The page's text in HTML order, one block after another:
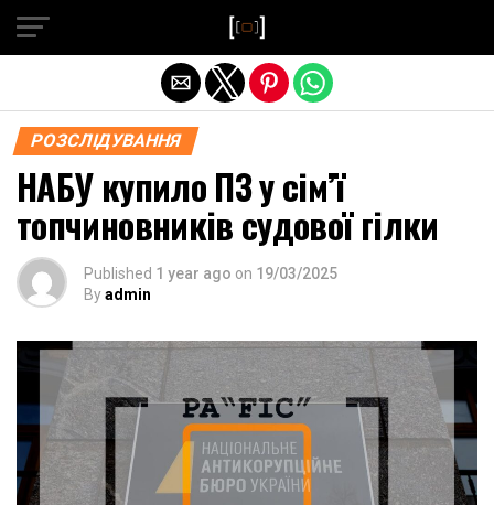
РОЗСЛІДУВАННЯ
НАБУ купило ПЗ у сім’ї
топчиновників судової гілки
Published 1 year ago on 19/03/2025
Byadmin
Exit mobile version